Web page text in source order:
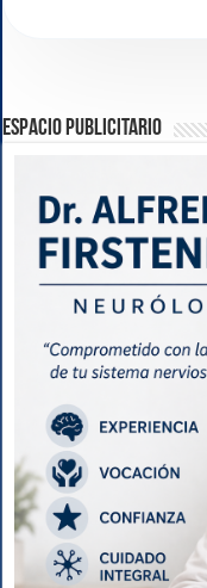
ESPACIO PUBLICITARIO